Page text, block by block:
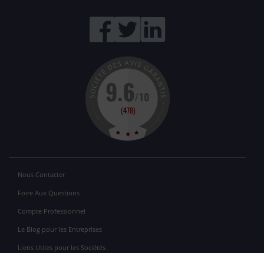
Nous Contacter
Foire Aux Questions
Compte Professionnel
Le Blog pour les Entreprises
Liens Utiles pour les Sociétés